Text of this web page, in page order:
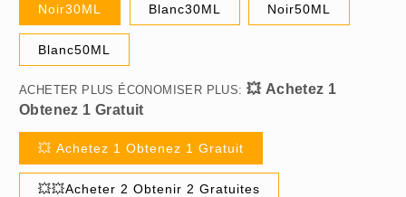
Noir30ML Blanc30ML Noir50ML
Blanc50ML
ACHETER PLUS ÉCONOMISER PLUS:
💥 Achetez 1 Obtenez 1 Gratuit
💥💥Acheter 2 Obtenir 2 Gratuites